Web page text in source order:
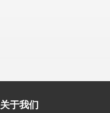
关于我们